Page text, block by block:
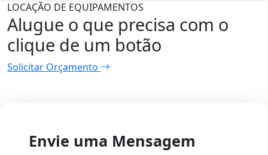
LOCAÇÃO DE EQUIPAMENTOS
Alugue o que precisa com o
clique de um botão
Solicitar Orçamento
Envie uma Mensagem